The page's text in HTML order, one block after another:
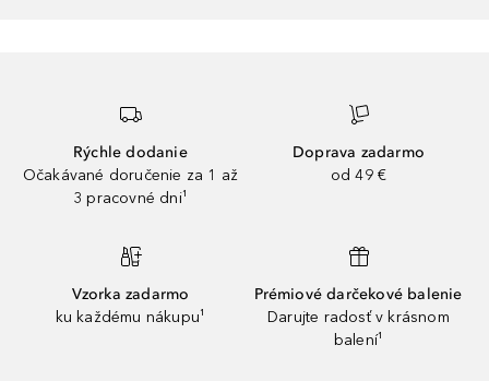
Rýchle dodanie
Očakávané doručenie za 1 až
3 pracovné dni¹
Doprava zadarmo
od 49 €
Vzorka zadarmo
ku každému nákupu¹
Prémiové darčekové balenie
Darujte radosť v krásnom
balení¹